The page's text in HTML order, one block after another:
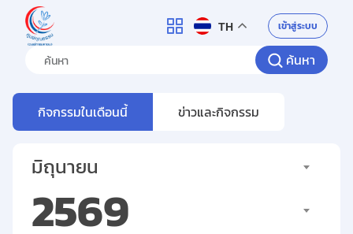
ศูนย์คุณธรรม TH เข้าสู่ระบบ
ค้นหา
กิจกรรมในเดือนนี้ ข่าวและกิจกรรม
มิถุนายน
2569